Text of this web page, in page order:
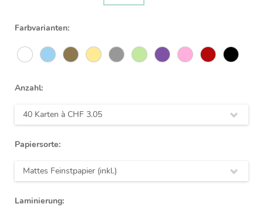
Farbvarianten:
Anzahl:
40 Karten à CHF 3.05
Papiersorte:
Mattes Feinstpapier (inkl.)
Laminierung: